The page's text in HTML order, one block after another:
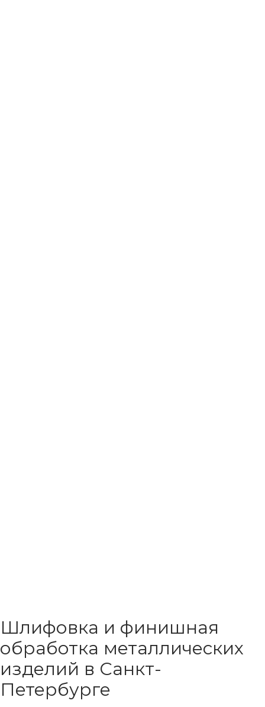
Шлифовка и финишная
обработка металлических
изделий в Санкт-
Петербурге